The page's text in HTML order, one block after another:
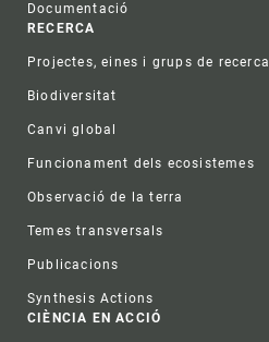
Documentació
RECERCA
Projectes, eines i grups de recerca
Biodiversitat
Canvi global
Funcionament dels ecosistemes
Observació de la terra
Temes transversals
Publicacions
Synthesis Actions
CIÈNCIA EN ACCIÓ